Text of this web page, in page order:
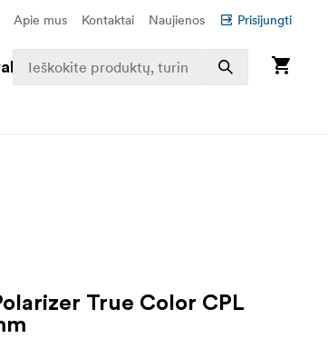
Apie mus Kontaktai Naujienos Prisijungti
True Color CPL